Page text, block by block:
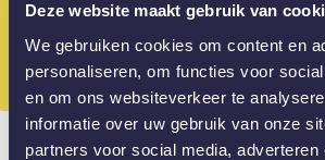
Deze website maakt gebruik van
We gebruiken cookies om content en
personaliseren, om functies voor
en om ons websiteverkeer te
informatie over uw gebruik van onze
partners voor social media, adverteren
Gesloten? App ons dan alvast je
010 - 307 28 89